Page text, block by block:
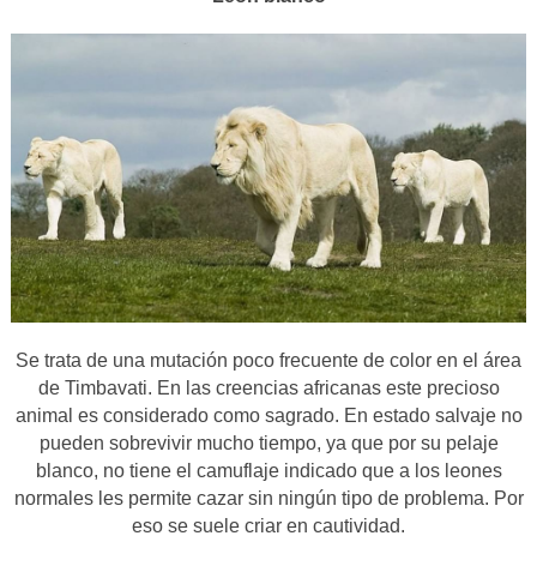
Se trata de una mutación poco frecuente de color en el área
de Timbavati. En las creencias africanas este precioso
animal es considerado como sagrado. En estado salvaje no
pueden sobrevivir mucho tiempo, ya que por su pelaje
blanco, no tiene el camuflaje indicado que a los leones
normales les permite cazar sin ningún tipo de problema. Por
eso se suele criar en cautividad.